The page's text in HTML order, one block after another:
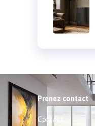
Prenez contact
Contact